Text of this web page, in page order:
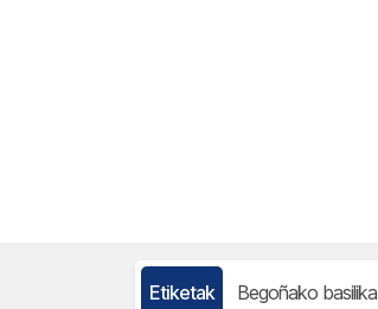
Etiketak Begoñako basilika